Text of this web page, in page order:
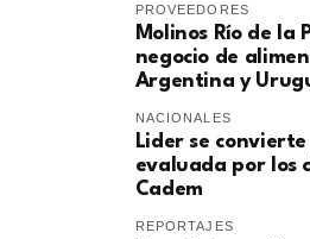
PROVEEDORES
Molinos Río de la
negocio de
Argentina y
NACIONALES
Lider se
evaluada por los
Cadem
REPORTAJES